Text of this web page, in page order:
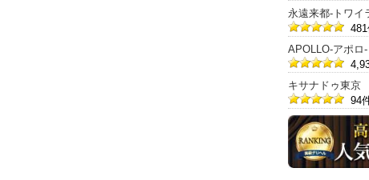
永遠来都-トワイ
APOLLO-アポロ-
キサナドゥ東京
94